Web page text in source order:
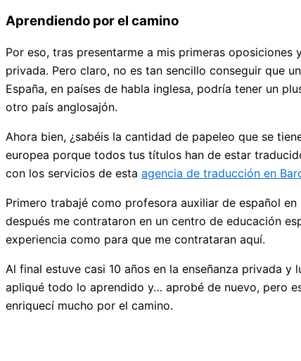
Aprendiendo por el camino
Por eso, tras presentarme a mis primeras
privada. Pero claro, no es tan sencillo conseguir que
España, en países de habla inglesa, podría tener un
otro país anglosajón.
Ahora bien, ¿sabéis la cantidad de papeleo que se
europea porque todos tus títulos han de estar
con los servicios de esta agencia de traducción en
Primero trabajé como profesora auxiliar de español
después me contrataron en un centro de educación
experiencia como para que me contrataran aquí.
Al final estuve casi 10 años en la enseñanza privada
apliqué todo lo aprendido y… aprobé de nuevo, pero
enriquecí mucho por el camino.